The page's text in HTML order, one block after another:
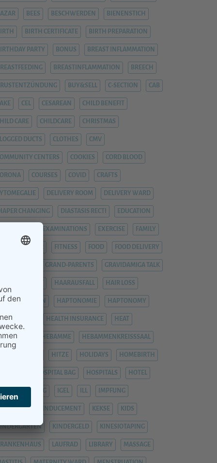
BEES BESCHWERDEN BIENENSTICH
BIRTH CERTIFICATE BIRTH PREPARATION
PARTY BONUS BREAST INFLAMMATION
BREASTINFLAMMATION BREECH
BUY&SELL C-SECTION CAB
CEL CESAREAN CHILD BENEFIT
CARE CHILDCARE CHRISTMAS
DUCTS CLOTHES CMV
CENTERS COOKIES CORD BLOOD
COURSES COVID CRAFTS
DELIVERY ROOM DELIVERY WARD
CHANGING DIASTASIS RECTI EDUCATION
EXAMINATIONS EXERCISE FAMILY
FIEBER FITNESS FOOD FOOD DELIVERY
GRAND-PARENTS GRAVIDAMIGA TALK
HAARAUSFALL HAIR LOSS
HAPTONOMIE HAPTONOMY
HEALTH INSURANCE HEAT
LEGS HEBAMME HEBAMMENKREISSSAAL
HITZE HOLIDAYS HOMEBIRTH
HOSPITAL BAG HOSPITALS HOTEL
HYPNOBIRTHING IGEL ILL IMPFUNG
INDUCEMENT KEKSE KIDS
KINDERGELD KINESIOTAPING
LAUFRAD LIBRARY MASSAGE